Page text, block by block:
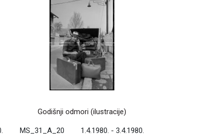
Godišnji odmori (ilustracije)
MS_31_A_20 1.4.1980. - 3.4.1980.